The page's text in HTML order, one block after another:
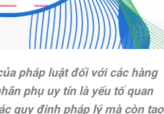
pháp luật đối với các hàng
phụ uy tín là yếu tố quan
quy định pháp lý mà còn tạo